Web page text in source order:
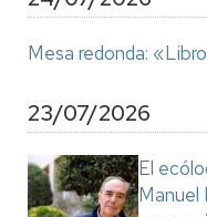
Mesa redonda:
23/07/2026
El
Manuel